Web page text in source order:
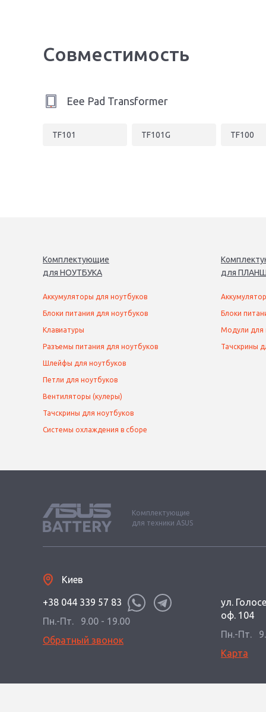
Совместимость
Eee Pad Transformer
TF101 TF101G TF100
Комплектующие
для НОУТБУКА
Аккумуляторы для ноутбуков
Блоки питания для ноутбуков
Клавиатуры
Разъемы питания для ноутбуков
Шлейфы для ноутбуков
Петли для ноутбуков
Вентиляторы (кулеры)
Тачскрины для ноутбуков
Системы охлаждения в сборе
для
Блоки
Модули для
Тачскрины
Комплектующие
для техники ASUS
Киев
+38 044 339 57 83
Пн.-Пт.
9.00 - 19.00
Обратный звонок
ул.
оф. 104
Пн.-Пт.
Карта